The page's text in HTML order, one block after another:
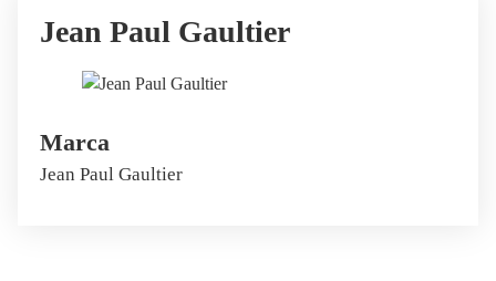
Jean Paul Gaultier
Marca
Jean Paul Gaultier